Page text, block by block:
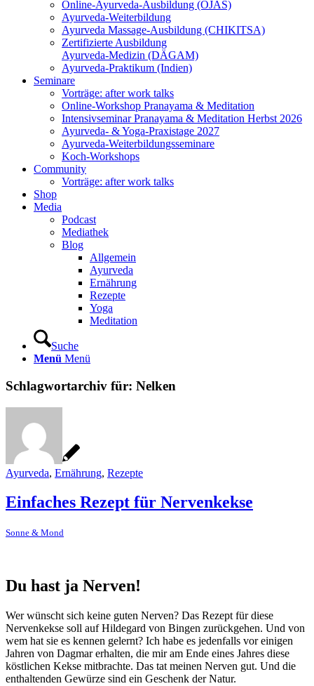
Online-Ayurveda-Ausbildung (OJAS)
Ayurveda-Weiterbildung
Ayurveda Massage-Ausbildung (CHIKITSA)
Zertifizierte Ausbildung
Ayurveda-Medizin (DÄGAM)
Ayurveda-Praktikum (Indien)
Seminare
Vorträge: after work talks
Online-Workshop Pranayama & Meditation
Intensivseminar Pranayama & Meditation Herbst 2026
Ayurveda- & Yoga-Praxistage 2027
Ayurveda-Weiterbildungsseminare
Koch-Workshops
Community
Vorträge: after work talks
Shop
Media
Podcast
Mediathek
Blog
Allgemein
Ayurveda
Ernährung
Rezepte
Yoga
Meditation
Suche
Menü Menü
Schlagwortarchiv für: Nelken
Ayurveda, Ernährung, Rezepte
Einfaches Rezept für Nervenkekse
Sonne & Mond
Du hast ja Nerven!
Wer wünscht sich keine guten Nerven? Das Rezept für diese
Nervenkekse soll auf Hildegard von Bingen zurückgehen. Und von
wem hat sie es kennen gelernt? Ich habe es jedenfalls vor einigen
Jahren von Dagmar erhalten, die mir am Ende eines Jahres diese
köstlichen Kekse mitbrachte. Das tat meinen Nerven gut. Und die
enthaltenden Gewürze sind ein Geschenk der Natur.